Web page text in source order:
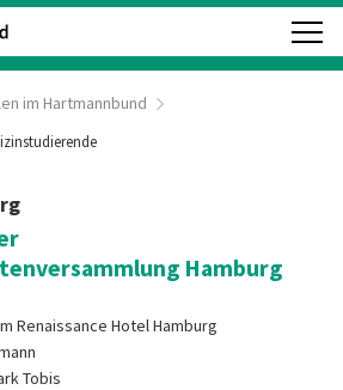
im Hartmannbund
Hamburg
Renaissance Hotel Hamburg
Tobis